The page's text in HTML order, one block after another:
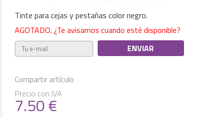
Tinte para cejas y pestañas color negro.
AGOTADO. ¿Te avisamos cuando esté disponible?
Compartir artículo
Precio con IVA
7.50€